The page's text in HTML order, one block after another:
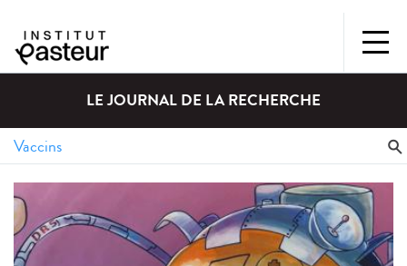
LE JOURNAL DE LA RECHERCHE